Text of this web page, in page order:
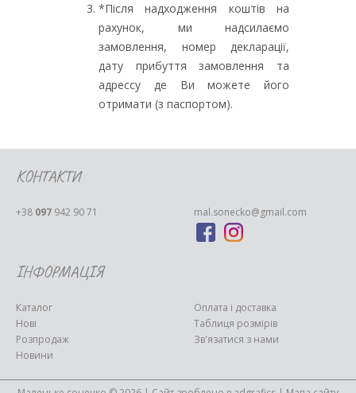
*Після надходження коштів на
рахунок, ми надсилаємо
замовлення, номер декларації,
дату прибуття замовлення та
адрессу де Ви можете його
отримати (з паспортом).
КОНТАКТИ
+38 097 942 90 71 mal.sonecko@gmail.com
ІНФОРМАЦІЯ
Каталог
Нові
Розпродаж
Новини
Оплата і доставка
Таблиця розмірів
Зв'язатися з нами